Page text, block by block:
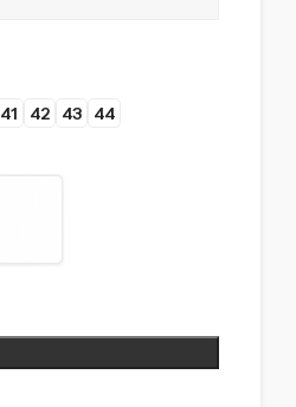
41 42 43 44